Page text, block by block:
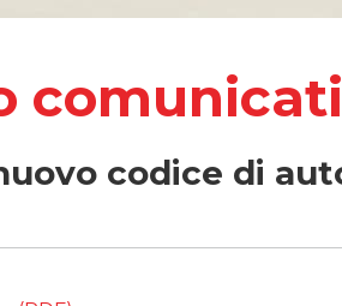
codice di